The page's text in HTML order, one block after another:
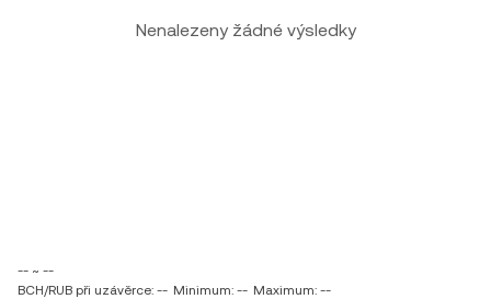
Nenalezeny žádné výsledky
-- ~ --
BCH/RUB při uzávěrce: -- Minimum: -- Maximum: --